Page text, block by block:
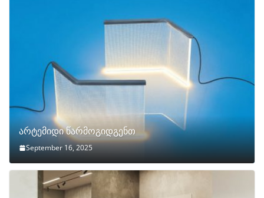
არტემიდი წარმოგიდგენთ
September 16, 2025